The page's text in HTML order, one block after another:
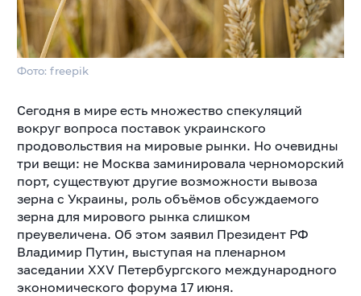
Фото: freepik
Сегодня в мире есть множество спекуляций
вокруг вопроса поставок украинского
продовольствия на мировые рынки. Но очевидны
три вещи: не Москва заминировала черноморский
порт, существуют другие возможности вывоза
зерна с Украины, роль объёмов обсуждаемого
зерна для мирового рынка слишком
преувеличена. Об этом заявил Президент РФ
Владимир Путин, выступая на пленарном
заседании XXV Петербургского международного
экономического форума 17 июня.